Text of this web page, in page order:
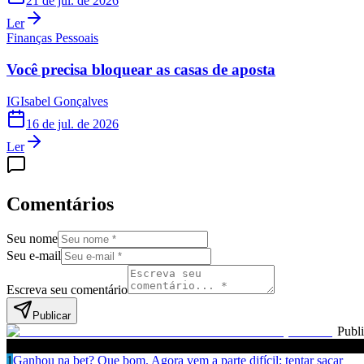
Ler
Finanças Pessoais
Você precisa bloquear as casas de aposta
IGIsabel Gonçalves
16 de jul. de 2026
Ler
Comentários
Seu nome
Seu e-mail
Escreva seu comentário
Publicar
1Ganhou na bet? Que bom. Agora vem a parte difícil: tentar sacar